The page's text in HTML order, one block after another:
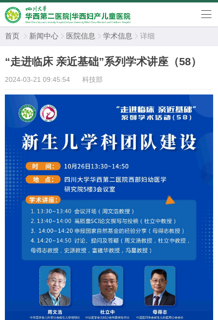
首页  新闻中心  医院信息  学术信息  详细
“走进临床 亲近基础”系列学术讲座（58）
2024-03-21 09:45:54 科技部